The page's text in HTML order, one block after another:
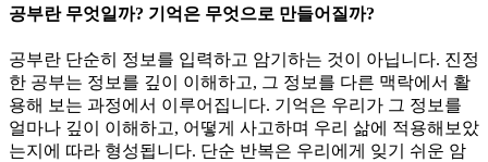
공부란 무엇일까? 기억은 무엇으로 만들어질까?
공부란 단순히 정보를 입력하고 암기하는 것이 아닙니다. 진정
한 공부는 정보를 깊이 이해하고, 그 정보를 다른 맥락에서 활
용해 보는 과정에서 이루어집니다. 기억은 우리가 그 정보를
얼마나 깊이 이해하고, 어떻게 사고하며 우리 삶에 적용해보았
는지에 따라 형성됩니다. 단순 반복은 우리에게 잊기 쉬운 암